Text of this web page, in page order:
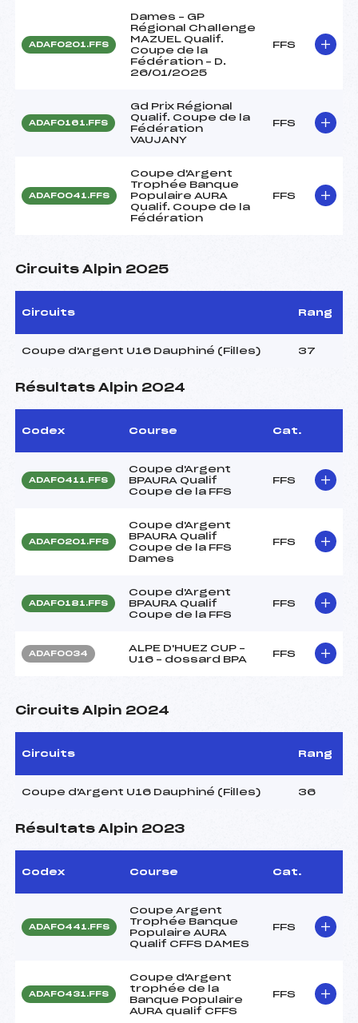
ADAF0201.FFS
Dames – GP
Régional Challenge
MAZUEL Qualif.
Coupe de la
Fédération – D.
26/01/2025
FFS
ADAF0161.FFS
Gd Prix Régional
Qualif. Coupe de la
Fédération
VAUJANY
FFS
ADAF0041.FFS
Coupe d'Argent
Trophée Banque
Populaire AURA
Qualif. Coupe de la
Fédération
FFS
Circuits Alpin 2025
Circuits Rang
Coupe d'Argent U16 Dauphiné (Filles) 37
Résultats Alpin 2024
Codex Course Cat.
ADAF0411.FFS
Coupe d'Argent
BPAURA Qualif
Coupe de la FFS
FFS
ADAF0201.FFS
Coupe d'Argent
BPAURA Qualif
Coupe de la FFS
Dames
FFS
ADAF0181.FFS
Coupe d'Argent
BPAURA Qualif
Coupe de la FFS
FFS
ADAF0034
ALPE D'HUEZ CUP –
U16 – dossard BPA
FFS
Circuits Alpin 2024
Circuits Rang
Coupe d'Argent U16 Dauphiné (Filles) 36
Résultats Alpin 2023
Codex Course Cat.
ADAF0441.FFS
Coupe Argent
Trophée Banque
Populaire AURA
Qualif CFFS DAMES
FFS
ADAF0431.FFS
Coupe d'Argent
trophée de la
Banque Populaire
AURA qualif CFFS
FFS